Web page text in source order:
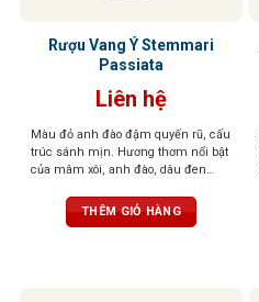
Rượu Vang Ý Stemmari
Passiata
Liên hệ
Màu đỏ anh đào đậm quyến rũ, cấu
trúc sánh mịn. Hương thơm nổi bật
của mâm xôi, anh đào, dâu đen
đen cay nồng. Khi rượu “thở” trong
ly, tầng hương vani và thuốc lá tinh
THÊM GIỎ HÀNG